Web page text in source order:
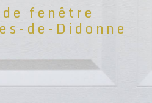
fenêtre
de-Didonne